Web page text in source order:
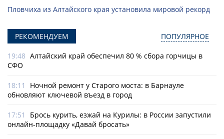
Пловчиха из Алтайского края установила мировой рекорд
РЕКОМЕНДУЕМ ПОПУЛЯРНОЕ
19:48 Алтайский край обеспечил 80 % сбора горчицы в
СФО
18:11
Ночной ремонт у Старого моста: в Барнауле
обновляют ключевой въезд в город
17:51
Брось курить, езжай на Курилы: в России запустили
онлайн-­площадку «Давай бросать»